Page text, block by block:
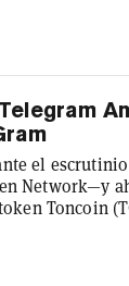
del
de $1.555
el escrutinio
Network—y
Toncoin
fuera